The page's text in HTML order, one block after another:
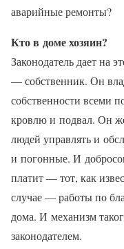
аварийные ремонты?
Кто в доме хозяин?
Законодатель дает на
— собственник. Он
собственности
кровлю и подвал. Он
людей управлять и
и погонные. И
платит — тот, как
случае — работы по
дома. И механизм
законодателем.